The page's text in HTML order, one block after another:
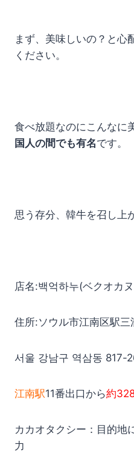
まず、美味しいの？と心
ください。
食べ放題なのにこんなに
国人の間でも有名です。
思う存分、韓牛を召し上
店名:백억하누(ベクオカ
住所:ソウル市江南区駅
서울 강남구 역삼동 817-
江南駅11番出口から約
カカオタクシー：目的地
力